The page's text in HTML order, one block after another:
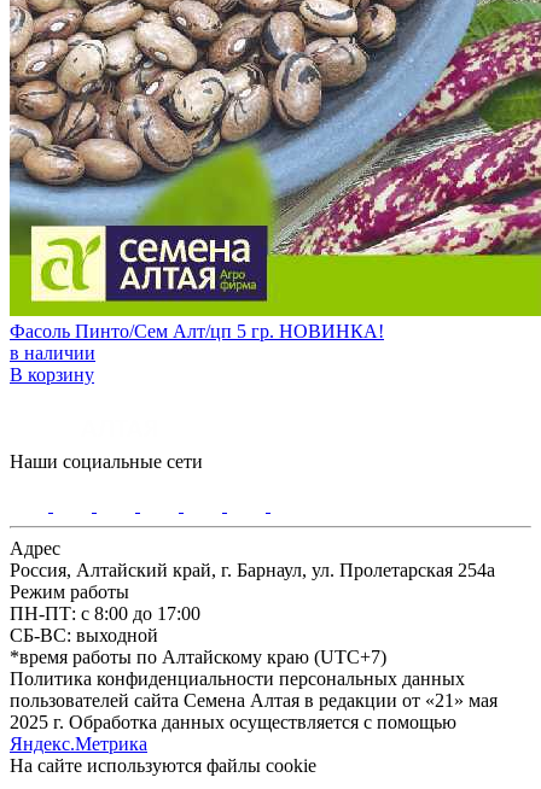
Фасоль Пинто/Сем Алт/цп 5 гр. НОВИНКА!
в наличии
В корзину
Наши социальные сети
Адрес
Россия, Алтайский край, г. Барнаул, ул. Пролетарская 254а
Режим работы
ПН-ПТ: с 8:00 до 17:00
СБ-ВС: выходной
*время работы по Алтайскому краю (UTC+7)
Политика конфиденциальности персональных данных
пользователей сайта Семена Алтая в редакции от «21» мая
2025 г. Обработка данных осуществляется с помощью
Яндекс.Метрика
На сайте используются файлы сookie